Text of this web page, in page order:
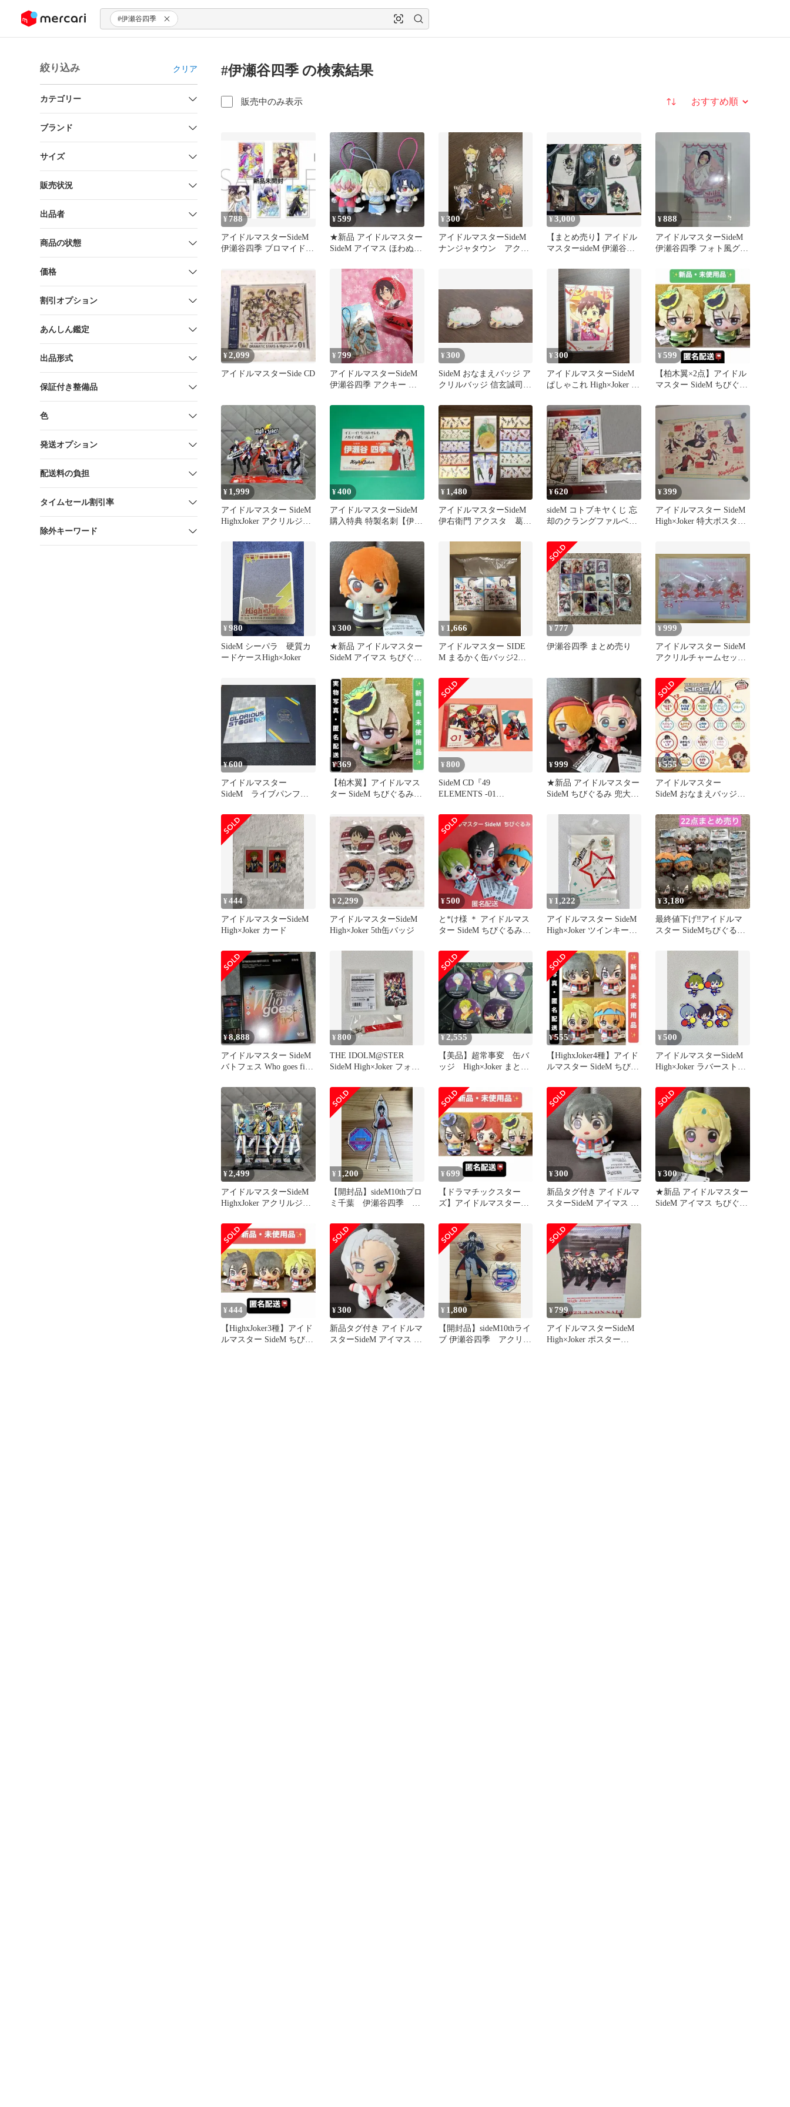
ツにスキップ #伊瀬谷四季
絞り込み クリア
カテゴリー
ブランド
サイズ
販売状況
出品者
商品の状態
価格
割引オプション
あんしん鑑定
出品形式
保証付き整備品
色
発送オプション
配送料の負担
タイムセール割引率
除外キーワード
#伊瀬谷四季 の検索結果
販売中のみ表示 並び替え
¥788
アイドルマスターSideM
伊瀬谷四季 ブロマイドセ
会！
¥599
★新品 アイドルマスター
SideM アイマス ほわぬい
¥300
アイドルマスターSideM
ナンジャタウン アクリ
¥3,000
【まとめ売り】アイドル
マスターsideM 伊瀬谷四
¥888
アイドルマスターSideM
伊瀬谷四季 フォト風グリ
¥2,099
アイドルマスターSide CD
¥ 799
アイドルマスターSideM
伊瀬谷四季 アクキー シ
¥300
SideM おなまえバッジ ア
クリルバッジ 信玄誠司
¥300
アイドルマスターSideM
ぱしゃこれ High×Joker 伊
¥599
【柏木翼×2点】アイドル
マスター SideM ちびぐる
¥ 1,999
アイドルマスター SideM
HighxJoker アクリルジオ
¥400
アイドルマスターSideM
購入特典 特製名刺【伊瀬
¥ 1,480
アイドルマスターSideM
伊右衛門 アクスタ 葛之
12種
¥620
sideM コトブキヤくじ 忘
却のクラングファルベア
¥399
アイドルマスター SideM
High×Joker 特大ポスター
¥980
SideM シーパラ 硬質カ
ードケースHigh×Joker
¥300
★新品 アイドルマスター
SideM アイマス ちびぐる
¥ 1,666
アイドルマスター SIDE
M まるかく缶バッジ2
¥ 777
伊瀬谷四季 まとめ売り
¥999
アイドルマスター SideM
アクリルチャームセット
¥600
アイドルマスター
SideM ライブパンフレ
¥369
【柏木翼】アイドルマス
ター SideM ちびぐるみ
¥800
SideM CD『49
ELEMENTS -01
¥999
★新品 アイドルマスター
SideM ちびぐるみ 兜大吾
¥555
アイドルマスター
SideM おなまえバッジ
¥444
アイドルマスターSideM
High×Joker カード
¥2,299
アイドルマスターSideM
High×Joker 5th缶バッジ
¥500
と*け様 ＊ アイドルマス
ター SideM ちびぐるみ
¥ 1,222
アイドルマスター SideM
High×Joker ツインキーホ
¥3,180
最終値下げ‼️アイドルマ
スター SideMちびぐるみ
¥8,888
アイドルマスター SideM
バトフェス Who goes first
¥800
THE IDOLM@STER
SideM High×Joker フォン
¥2,555
【美品】超常事変 缶バ
ッジ High×Joker まとめ
¥555
【HighxJoker4種】アイド
ルマスター SideM ちびぐ
¥500
アイドルマスターSideM
High×Joker ラバーストラ
¥2,499
アイドルマスターSideM
HighxJoker アクリルジオ
¥ 1,200
【開封品】sideM10thプロ
ミ千葉 伊瀬谷四季 ア
¥ 699
【ドラマチックスター
ズ】アイドルマスター
¥300
新品タグ付き アイドルマ
スターSideM アイマス ち
送
¥300
★新品 アイドルマスター
SideM アイマス ちびぐる
¥ 444
【HighxJoker3種】アイド
ルマスター SideM ちびぐ
¥300
新品タグ付き アイドルマ
スターSideM アイマス ち
¥ 1,800
【開封品】sideM10thライ
ブ 伊瀬谷四季 アクリル
¥ 799
アイドルマスターSideM
High×Joker ポスター